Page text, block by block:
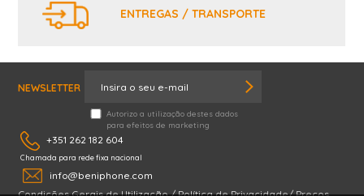
ENTREGAS / TRANSPORTE
NEWSLETTER
Autorizo a utilização destes dados
para efeitos de marketing
+351 262 182 604
Chamada para rede fixa nacional
info@beniphone.com